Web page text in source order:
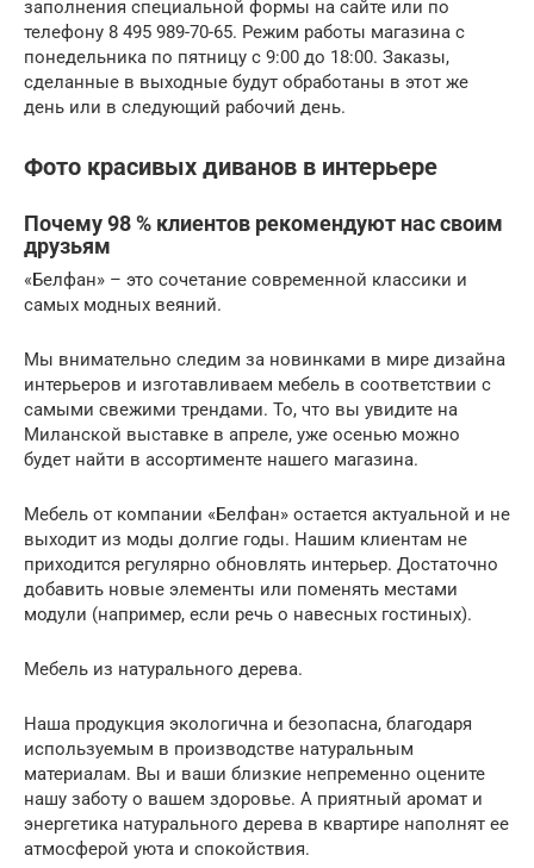
заполнения специальной формы на сайте или по
телефону 8 495 989-70-65. Режим работы магазина с
понедельника по пятницу с 9:00 до 18:00. Заказы,
сделанные в выходные будут обработаны в этот же
день или в следующий рабочий день.
Фото красивых диванов в интерьере
Почему 98 % клиентов рекомендуют нас своим
друзьям
«Белфан» – это сочетание современной классики и
самых модных веяний.
Мы внимательно следим за новинками в мире дизайна
интерьеров и изготавливаем мебель в соответствии с
самыми свежими трендами. То, что вы увидите на
Миланской выставке в апреле, уже осенью можно
будет найти в ассортименте нашего магазина.
Мебель от компании «Белфан» остается актуальной и не
выходит из моды долгие годы. Нашим клиентам не
приходится регулярно обновлять интерьер. Достаточно
добавить новые элементы или поменять местами
модули (например, если речь о навесных гостиных).
Мебель из натурального дерева.
Наша продукция экологична и безопасна, благодаря
используемым в производстве натуральным
материалам. Вы и ваши близкие непременно оцените
нашу заботу о вашем здоровье. А приятный аромат и
энергетика натурального дерева в квартире наполнят ее
атмосферой уюта и спокойствия.